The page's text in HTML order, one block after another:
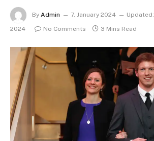
By Admin 7. January 2024 Updated:
2024
No Comments 3 Mins Read